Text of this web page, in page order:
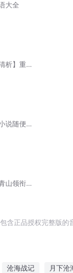
大全
析】重
说随便
山领衔
含正品授权完整版的
沧海战记 月下沧